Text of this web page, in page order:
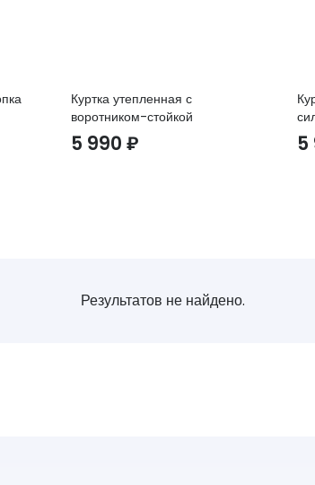
Куртка утепленная с
воротником-стойкой
5 990₽ 5
Результатов не найдено.